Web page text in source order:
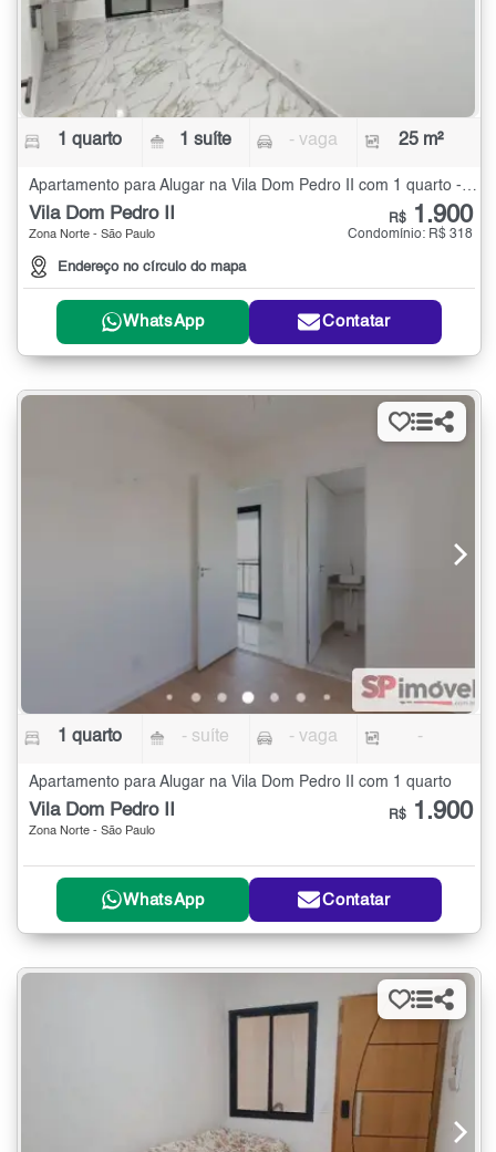
1 quarto 1 suíte - vaga 25 m²
Vila Dom Pedro II
Zona Norte - São Paulo
Endereço no círculo do mapa
R$ 1.900
Condomínio: R$ 318
WhatsApp Contatar
1 quarto - suíte - vaga -
Apartamento para Alugar na Vila Dom Pedro II com 1 quarto
Vila Dom Pedro II
Zona Norte - São Paulo
R$ 1.900
WhatsApp Contatar